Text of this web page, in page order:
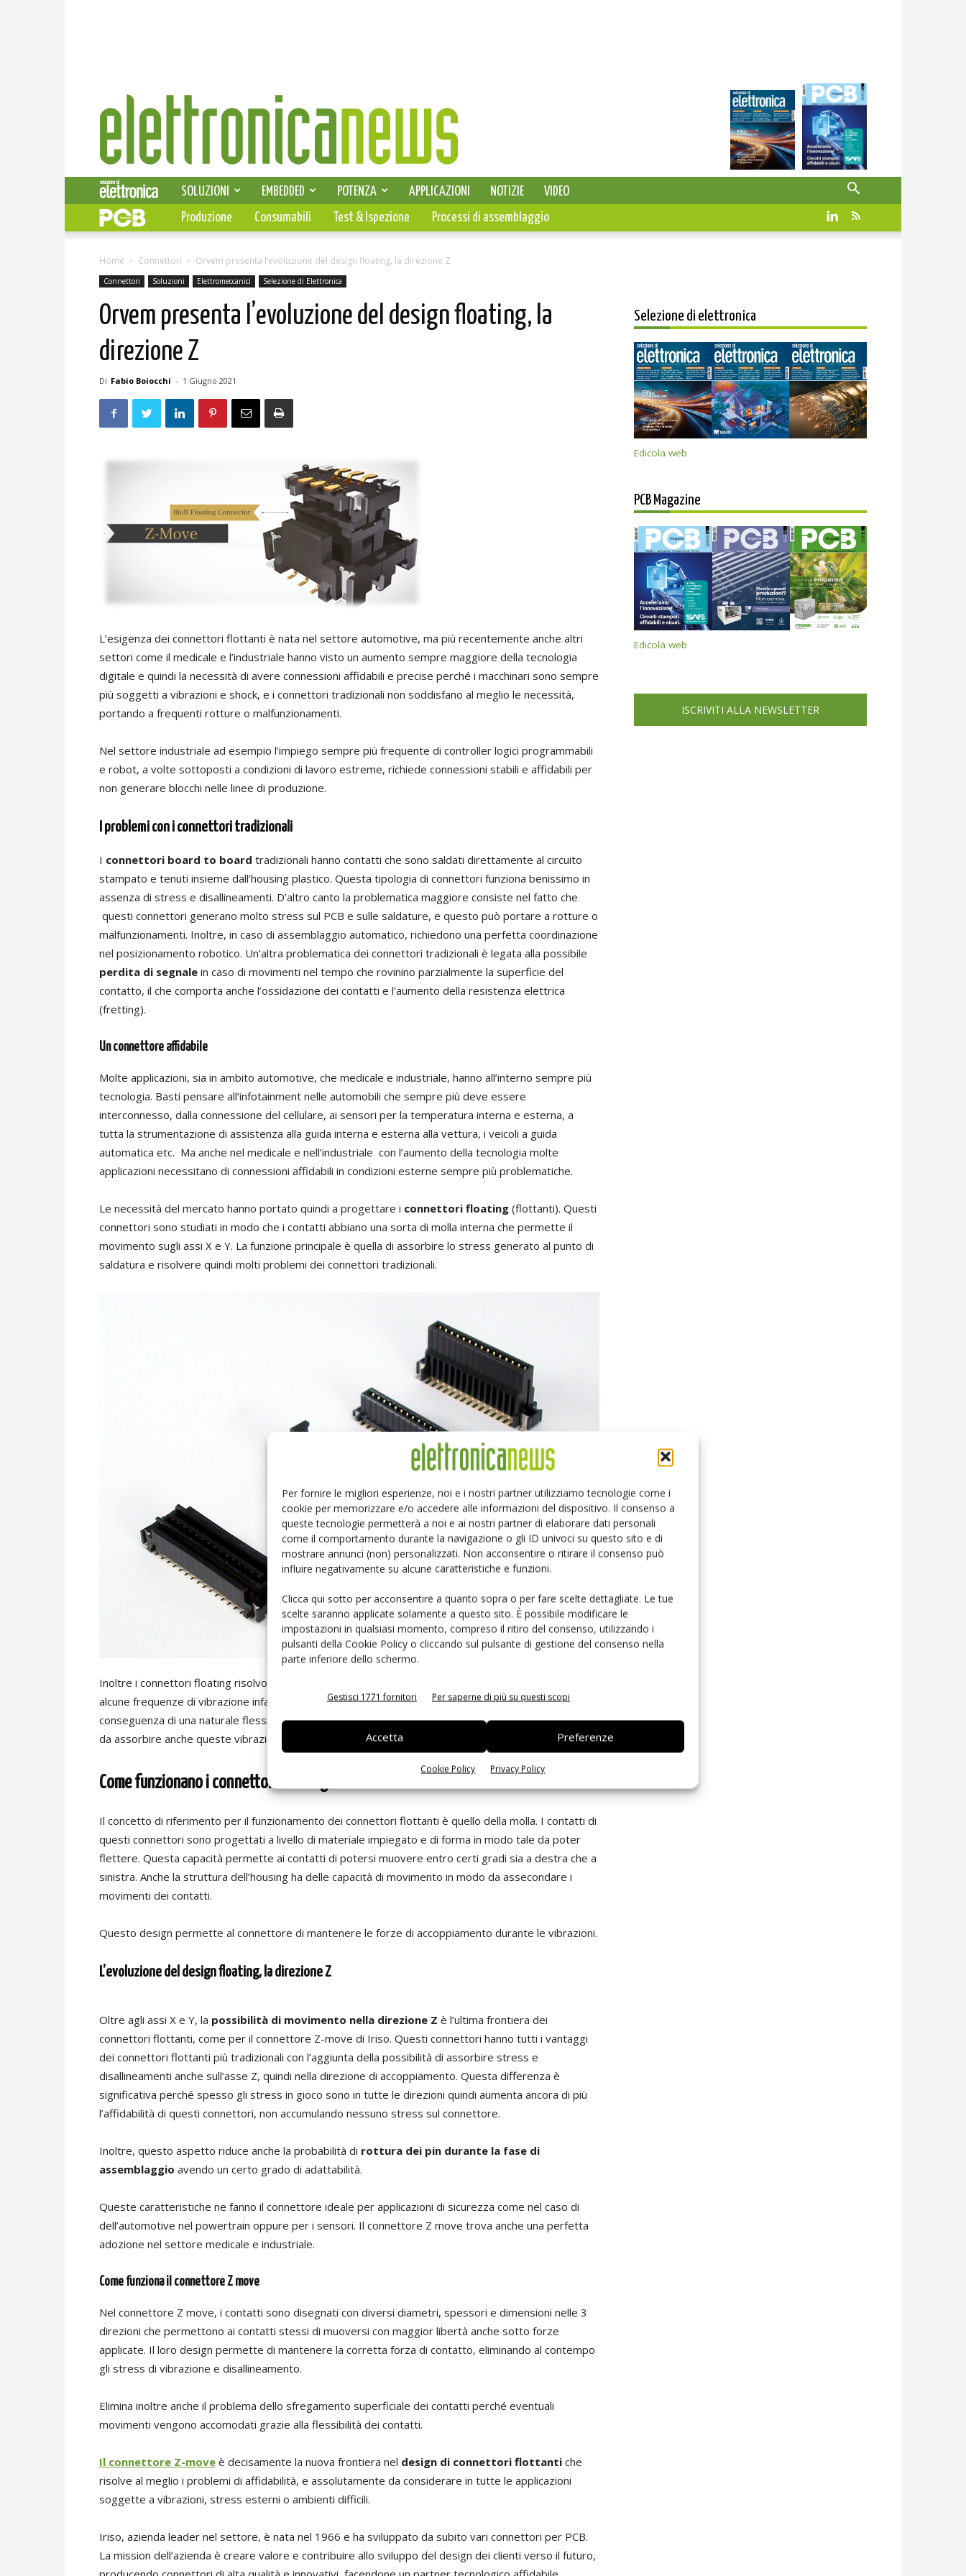
Per fornire le migliori esperienze, noi e i nostri partner utilizziamo tecnologie come i
cookie per memorizzare e/o accedere alle informazioni del dispositivo. Il consenso a
queste tecnologie permetterà a noi e ai nostri partner di elaborare dati personali
come il comportamento durante la navigazione o gli ID univoci su questo sito e di
mostrare annunci (non) personalizzati. Non acconsentire o ritirare il consenso può
influire negativamente su alcune caratteristiche e funzioni.
Clicca qui sotto per acconsentire a quanto sopra o per fare scelte dettagliate. Le tue
scelte saranno applicate solamente a questo sito. È possibile modificare le
impostazioni in qualsiasi momento, compreso il ritiro del consenso, utilizzando i
pulsanti della Cookie Policy o cliccando sul pulsante di gestione del consenso nella
parte inferiore dello schermo.
Gestisci 1771 fornitori Per saperne di più su questi scopi
Accetta Preferenze
Cookie Policy Privacy Policy
Elettronica
News
SELEZIONE DI ELETTRONICA
SOLUZIONI EMBEDDED POTENZA APPLICAZIONI NOTIZIE
VIDEO
PCB
Produzione Consumabili Test & Ispezione Processi di assemblaggio
Home Connettori Orvem presenta l’evoluzione del design floating, la direzione Z
Connettori Soluzioni Elettromeccanici Selezione di Elettronica
Orvem presenta l’evoluzione del design floating, la
direzione Z
Di Fabio Boiocchi - 1 Giugno 2021
L’esigenza dei connettori flottanti è nata nel settore automotive, ma più recentemente anche altri
settori come il medicale e l’industriale hanno visto un aumento sempre maggiore della tecnologia
digitale e quindi la necessità di avere connessioni affidabili e precise perché i macchinari sono sempre
più soggetti a vibrazioni e shock, e i connettori tradizionali non soddisfano al meglio le necessità,
portando a frequenti rotture o malfunzionamenti.
Nel settore industriale ad esempio l’impiego sempre più frequente di controller logici programmabili
e robot, a volte sottoposti a condizioni di lavoro estreme, richiede connessioni stabili e affidabili per
non generare blocchi nelle linee di produzione.
I problemi con i connettori tradizionali
I connettori board to board tradizionali hanno contatti che sono saldati direttamente al circuito
stampato e tenuti insieme dall’housing plastico. Questa tipologia di connettori funziona benissimo in
assenza di stress e disallineamenti. D’altro canto la problematica maggiore consiste nel fatto che
questi connettori generano molto stress sul PCB e sulle saldature, e questo può portare a rotture o
malfunzionamenti. Inoltre, in caso di assemblaggio automatico, richiedono una perfetta coordinazione
nel posizionamento robotico. Un’altra problematica dei connettori tradizionali è legata alla possibile
perdita di segnale in caso di movimenti nel tempo che rovinino parzialmente la superficie del
contatto, il che comporta anche l’ossidazione dei contatti e l’aumento della resistenza elettrica
(fretting).
Un connettore affidabile
Molte applicazioni, sia in ambito automotive, che medicale e industriale, hanno all’interno sempre più
tecnologia. Basti pensare all’infotainment nelle automobili che sempre più deve essere
interconnesso, dalla connessione del cellulare, ai sensori per la temperatura interna e esterna, a
tutta la strumentazione di assistenza alla guida interna e esterna alla vettura, i veicoli a guida
automatica etc. Ma anche nel medicale e nell’industriale con l’aumento della tecnologia molte
applicazioni necessitano di connessioni affidabili in condizioni esterne sempre più problematiche.
Le necessità del mercato hanno portato quindi a progettare i connettori floating (flottanti). Questi
connettori sono studiati in modo che i contatti abbiano una sorta di molla interna che permette il
movimento sugli assi X e Y. La funzione principale è quella di assorbire lo stress generato al punto di
saldatura e risolvere quindi molti problemi dei connettori tradizionali.
Inoltre i connettori floating risolvono anche il problema spesso rilevante della
alcune frequenze di vibrazione infatti portano i pcb a aumentare il loro grado di movimento con la
conseguenza di una naturale flessione della scheda. I connettori floating sono disegnati in modo tale
da assorbire anche queste vibrazioni orizzontali senza aggiungere ulteriore stress sui contatti.
Come funzionano i connettori floating
Il concetto di riferimento per il funzionamento dei connettori flottanti è quello della molla. I contatti di
questi connettori sono progettati a livello di materiale impiegato e di forma in modo tale da poter
flettere. Questa capacità permette ai contatti di potersi muovere entro certi gradi sia a destra che a
sinistra. Anche la struttura dell’housing ha delle capacità di movimento in modo da assecondare i
movimenti dei contatti.
Questo design permette al connettore di mantenere le forze di accoppiamento durante le vibrazioni.
L’evoluzione del design floating, la direzione Z
Oltre agli assi X e Y, la possibilità di movimento nella direzione Z è l’ultima frontiera dei
connettori flottanti, come per il connettore Z-move di Iriso. Questi connettori hanno tutti i vantaggi
dei connettori flottanti più tradizionali con l’aggiunta della possibilità di assorbire stress e
disallineamenti anche sull’asse Z, quindi nella direzione di accoppiamento. Questa differenza è
significativa perché spesso gli stress in gioco sono in tutte le direzioni quindi aumenta ancora di più
l’affidabilità di questi connettori, non accumulando nessuno stress sul connettore.
Inoltre, questo aspetto riduce anche la probabilità di rottura dei pin durante la fase di
assemblaggio avendo un certo grado di adattabilità.
Queste caratteristiche ne fanno il connettore ideale per applicazioni di sicurezza come nel caso di
dell’automotive nel powertrain oppure per i sensori. Il connettore Z move trova anche una perfetta
adozione nel settore medicale e industriale.
Come funziona il connettore Z move
Nel connettore Z move, i contatti sono disegnati con diversi diametri, spessori e dimensioni nelle 3
direzioni che permettono ai contatti stessi di muoversi con maggior libertà anche sotto forze
applicate. Il loro design permette di mantenere la corretta forza di contatto, eliminando al contempo
gli stress di vibrazione e disallineamento.
Elimina inoltre anche il problema dello sfregamento superficiale dei contatti perché eventuali
movimenti vengono accomodati grazie alla flessibilità dei contatti.
Il connettore Z-move è decisamente la nuova frontiera nel design di connettori flottanti che
risolve al meglio i problemi di affidabilità, e assolutamente da considerare in tutte le applicazioni
soggette a vibrazioni, stress esterni o ambienti difficili.
Iriso, azienda leader nel settore, è nata nel 1966 e ha sviluppato da subito vari connettori per PCB.
La mission dell’azienda è creare valore e contribuire allo sviluppo del design dei clienti verso il futuro,
Selezione di elettronica
Edicola web
PCB Magazine
Edicola web
ISCRIVITI ALLA NEWSLETTER